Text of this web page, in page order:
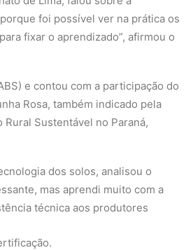
foi possível ver na prática os
fixar o aprendizado”, afirmou o
e contou com a participação do
Rosa, também indicado pela
Sustentável no Paraná,
dos solos, analisou o
mas aprendi muito com a
técnica aos produtores